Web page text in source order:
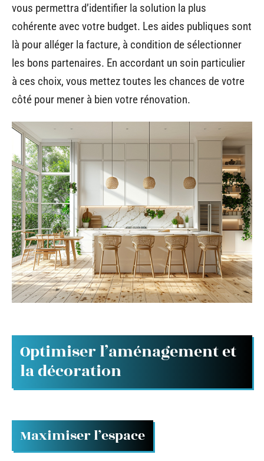
vous permettra d’identifier la solution la plus
cohérente avec votre budget. Les aides publiques sont
là pour alléger la facture, à condition de sélectionner
les bons partenaires. En accordant un soin particulier
à ces choix, vous mettez toutes les chances de votre
côté pour mener à bien votre rénovation.
Optimiser l’aménagement et
la décoration
Maximiser l’espace